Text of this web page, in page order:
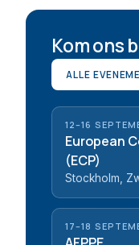
Kom ons
ALLE
12–16
European
(ECP)
Stockholm,
17–18